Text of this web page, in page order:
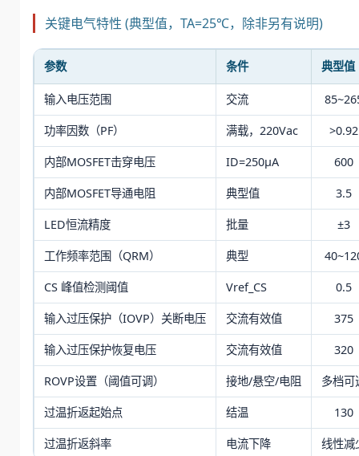
关键电气特性 (典型值，TA=25℃，除非另有说明)
参数 条件 典型值
输入电压范围 交流
功率因数（PF） 满载，220Vac >0.92
内部MOSFET击穿电压 ID=250μA 600
内部MOSFET导通电阻 典型值 3.5
LED恒流精度 批量 ±3
工作频率范围（QRM） 典型
CS 峰值检测阈值 Vref_CS 0.5
输入过压保护（IOVP）关断电压 交流有效值 375
输入过压保护恢复电压 交流有效值 320
ROVP设置（阈值可调） 接地/悬空/电阻 多档可
过温折返起始点 结温 130
过温折返斜率 电流下降 线性减